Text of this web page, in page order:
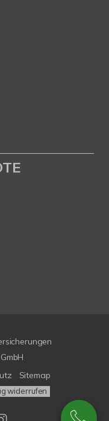
Sitemap
widerrufen